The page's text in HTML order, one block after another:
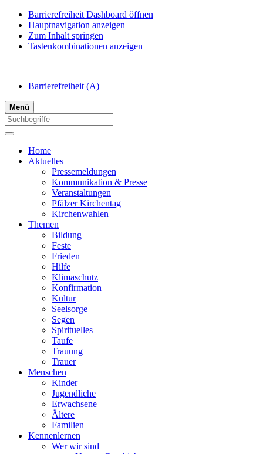
Barrierefreiheit Dashboard öffnen
Hauptnavigation anzeigen
Zum Inhalt springen
Tastenkombinationen anzeigen
Barrierefreiheit (A)
Menü
Home
Aktuelles
Pressemeldungen
Kommunikation & Presse
Veranstaltungen
Pfälzer Kirchentag
Kirchenwahlen
Themen
Bildung
Feste
Frieden
Hilfe
Klimaschutz
Konfirmation
Kultur
Seelsorge
Segen
Spirituelles
Taufe
Trauung
Trauer
Menschen
Kinder
Jugendliche
Erwachsene
Ältere
Familien
Kennenlernen
Wer wir sind